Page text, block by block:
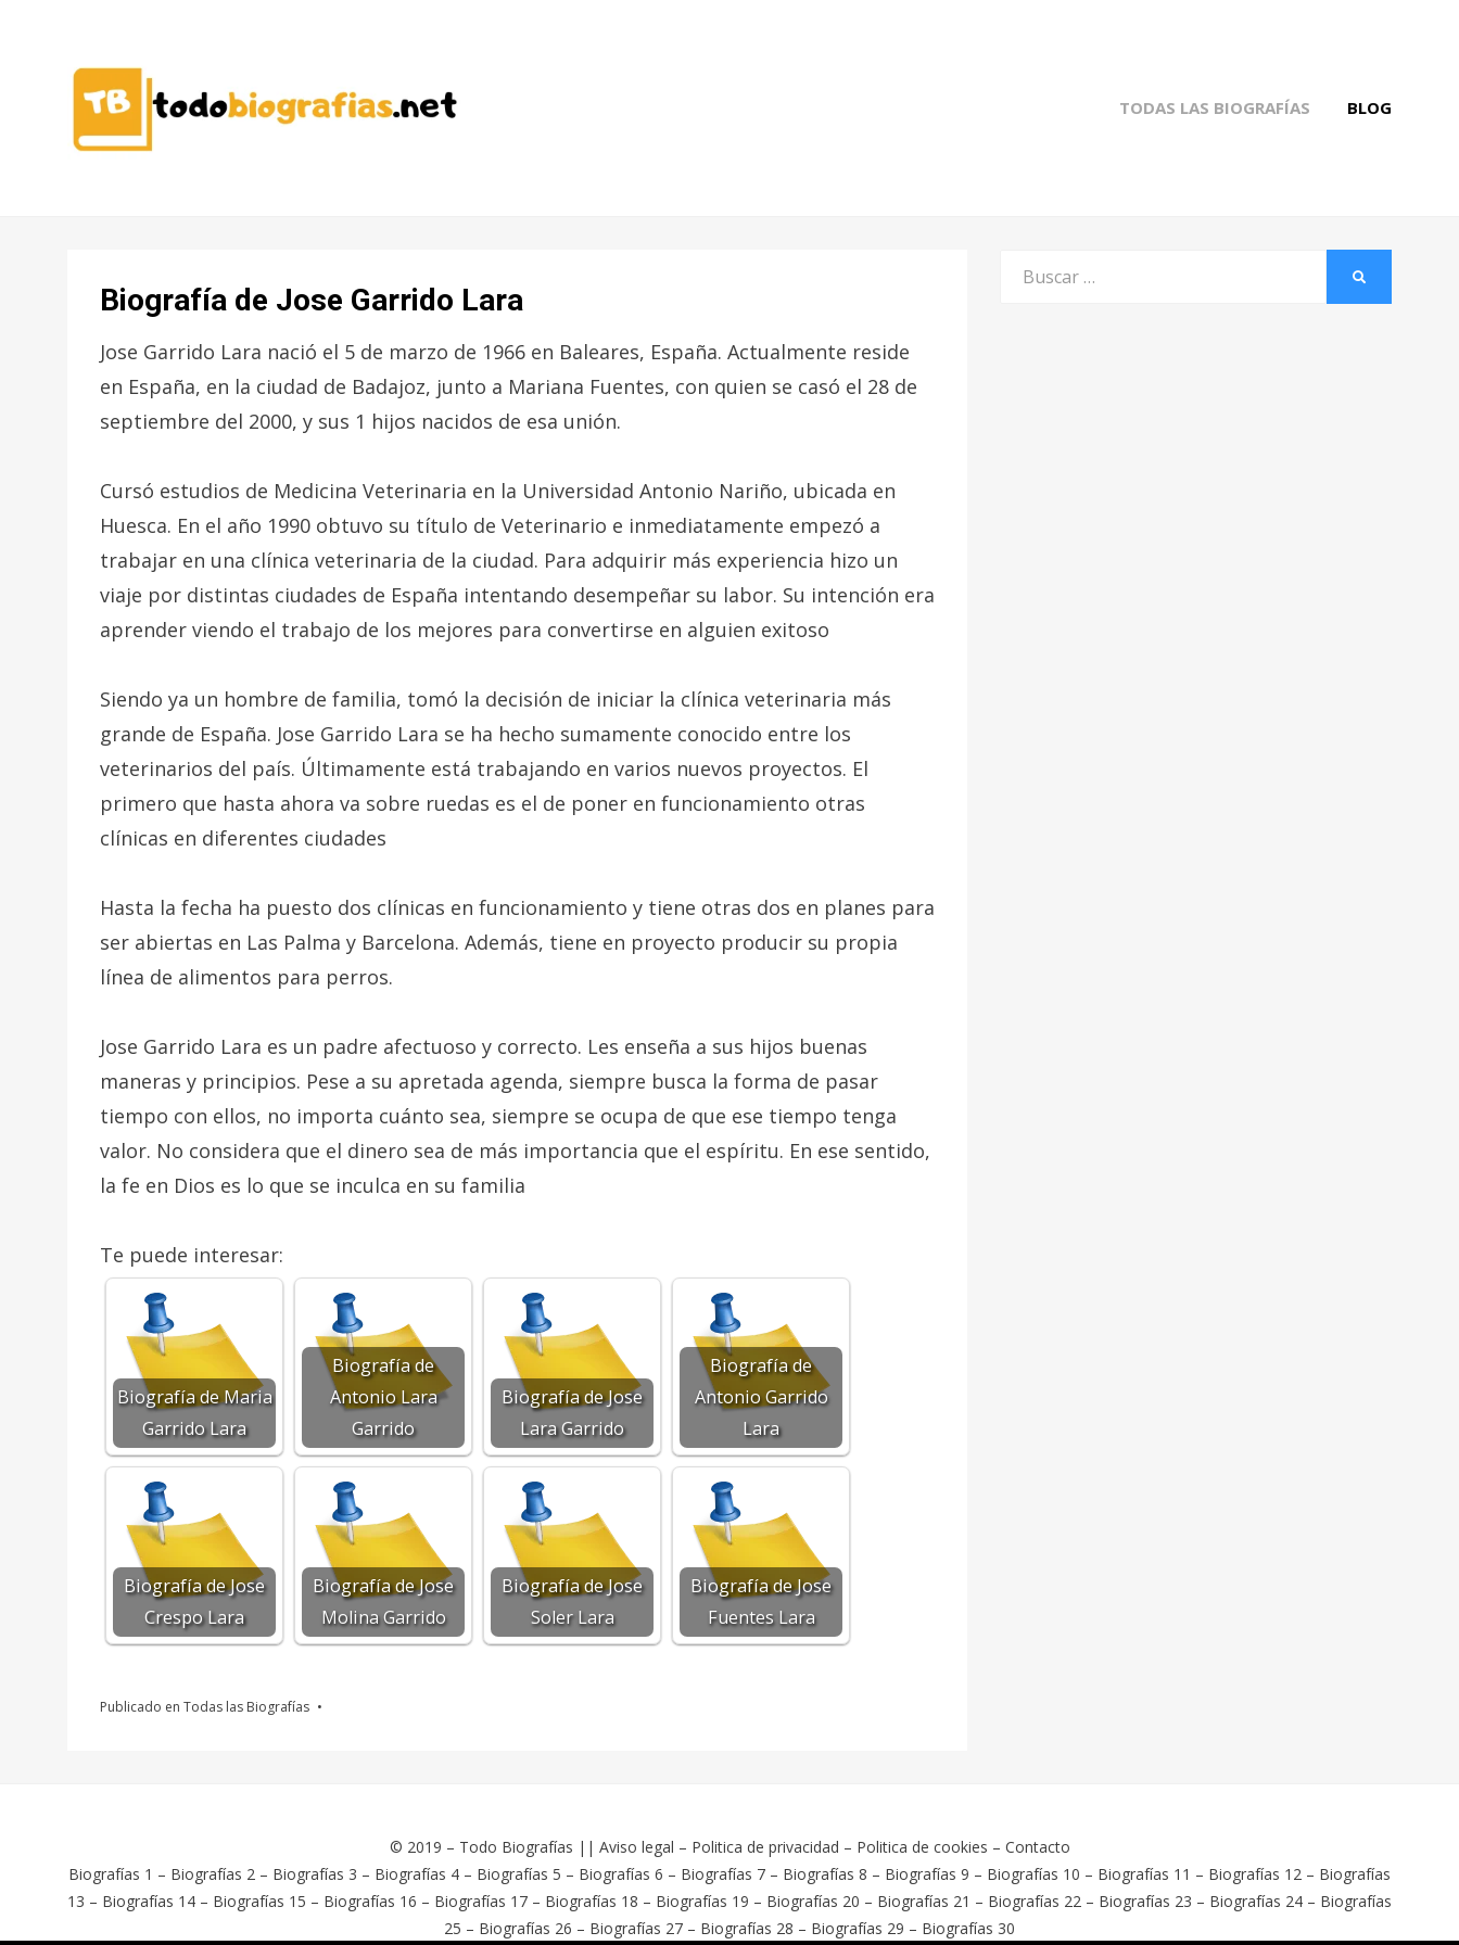
TODAS LAS BIOGRAFÍAS BLOG
Biografía de Jose Garrido Lara
Jose Garrido Lara nació el 5 de marzo de 1966 en Baleares, España. Actualmente reside
en España, en la ciudad de Badajoz, junto a Mariana Fuentes, con quien se casó el 28 de
septiembre del 2000, y sus 1 hijos nacidos de esa unión.
Cursó estudios de Medicina Veterinaria en la Universidad Antonio Nariño, ubicada en
Huesca. En el año 1990 obtuvo su título de Veterinario e inmediatamente empezó a
trabajar en una clínica veterinaria de la ciudad. Para adquirir más experiencia hizo un
viaje por distintas ciudades de España intentando desempeñar su labor. Su intención era
aprender viendo el trabajo de los mejores para convertirse en alguien exitoso
Siendo ya un hombre de familia, tomó la decisión de iniciar la clínica veterinaria más
grande de España. Jose Garrido Lara se ha hecho sumamente conocido entre los
veterinarios del país. Últimamente está trabajando en varios nuevos proyectos. El
primero que hasta ahora va sobre ruedas es el de poner en funcionamiento otras
clínicas en diferentes ciudades
Hasta la fecha ha puesto dos clínicas en funcionamiento y tiene otras dos en planes para
ser abiertas en Las Palma y Barcelona. Además, tiene en proyecto producir su propia
línea de alimentos para perros.
Jose Garrido Lara es un padre afectuoso y correcto. Les enseña a sus hijos buenas
maneras y principios. Pese a su apretada agenda, siempre busca la forma de pasar
tiempo con ellos, no importa cuánto sea, siempre se ocupa de que ese tiempo tenga
valor. No considera que el dinero sea de más importancia que el espíritu. En ese sentido,
la fe en Dios es lo que se inculca en su familia
Te puede interesar:
Biografía de Maria
Garrido Lara
Biografía de
Antonio Lara
Garrido
Biografía de Jose
Lara Garrido
Biografía de
Antonio Garrido
Lara
Biografía de Jose
Crespo Lara
Biografía de Jose
Molina Garrido
Biografía de Jose
Soler Lara
Biografía de Jose
Fuentes Lara
Publicado en Todas las Biografías
Buscar
© 2019 – Todo Biografías || Aviso legal – Politica de privacidad – Politica de cookies – Contacto
Biografías 1 – Biografías 2 – Biografías 3 – Biografías 4 – Biografías 5 – Biografías 6 – Biografías 7 – Biografías 8 – Biografías 9 – Biografías 10 – Biografías 11 – Biografías 12 – Biografías
13 – Biografías 14 – Biografías 15 – Biografías 16 – Biografías 17 – Biografías 18 – Biografías 19 – Biografías 20 – Biografías 21 – Biografías 22 – Biografías 23 – Biografías 24 – Biografías
25 – Biografías 26 – Biografías 27 – Biografías 28 – Biografías 29 – Biografías 30